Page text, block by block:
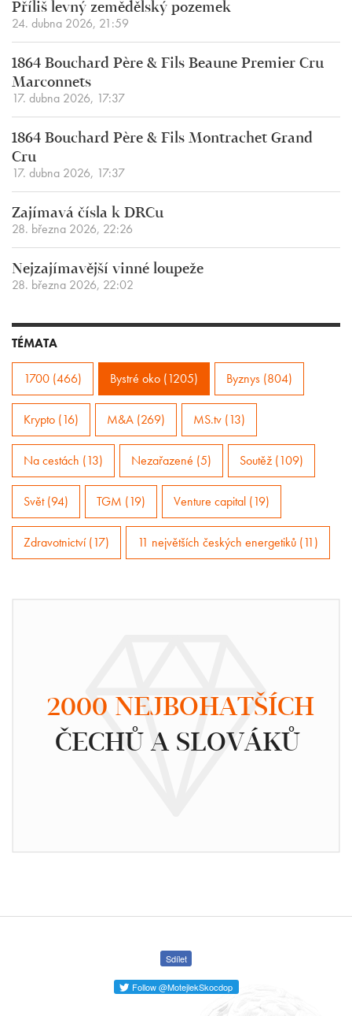
Příliš levný zemědělský pozemek
24. dubna 2026, 21:59
1864 Bouchard Père & Fils Beaune Premier Cru
Marconnets
17. dubna 2026, 17:37
1864 Bouchard Père & Fils Montrachet Grand
Cru
17. dubna 2026, 17:37
Zajímavá čísla k DRCu
28. března 2026, 22:26
Nejzajímavější vinné loupeže
28. března 2026, 22:02
TÉMATA
1700 (466) Bystré oko (1205) Byznys (804)
Krypto (16) M&A (269) MS.tv (13)
Na cestách (13) Nezařazené (5) Soutěž (109)
Svět (94) TGM (19) Venture capital (19)
Zdravotnictví (17) 11 největších českých energetiků (11)
2000 NEJBOHATŠÍCH
ČECHŮ A SLOVÁKŮ
Sdílet
Follow @MotejlekSkocdop